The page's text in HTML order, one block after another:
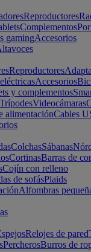
Reproductores
Complementos
gamingAccesorios
Reproductores
Accesorios
y complementos
TrípodesVideocámaras
alimentaciónCables
ColchasSábanas
CortinasBarras de
Cojín con relleno
de sofásPlaids
Alfombras
Relojes de pared
PercherosBurros de